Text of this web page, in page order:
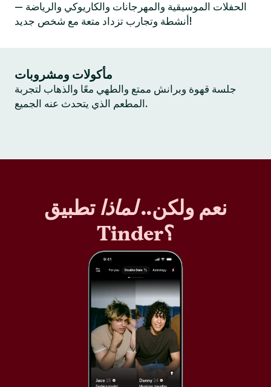
الحفلات الموسيقية والمهرجانات والكاريوكي والرياضة —
أنشطة وتجارب تزداد متعة مع شخص جديد!
مأكولات ومشروبات
جلسة قهوة وبرانش ممتع والطهي معًا والذهاب لتجربة
المطعم الذي يتحدث عنه الجميع.
نعم ولكن..لماذا تطبيق
Tinder؟